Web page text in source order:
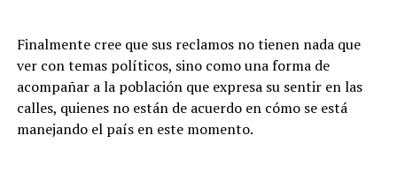
Finalmente cree que sus reclamos no tienen nada que
ver con temas políticos, sino como una forma de
acompañar a la población que expresa su sentir en las
calles, quienes no están de acuerdo en cómo se está
manejando el país en este momento.